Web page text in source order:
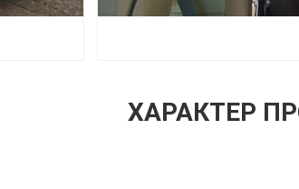
ХАРАКТЕР